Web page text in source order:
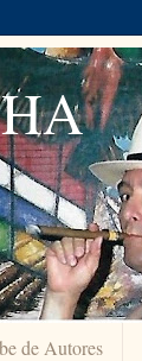
de Autores